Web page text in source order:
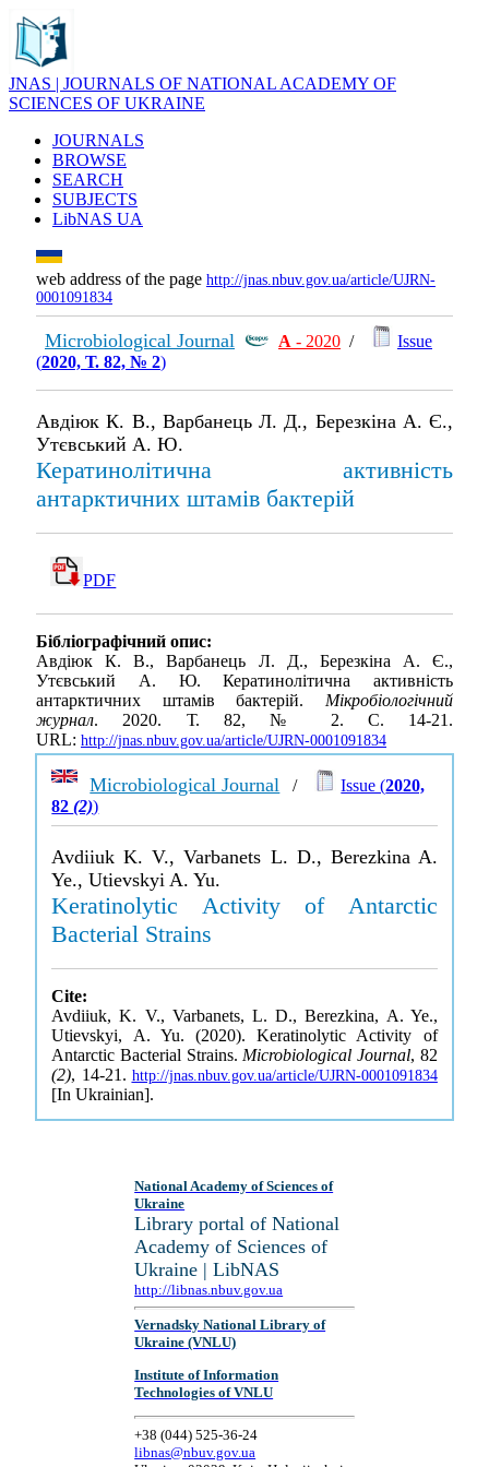
JNAS | JOURNALS OF NATIONAL ACADEMY OF
SCIENCES OF UKRAINE
JOURNALS
BROWSE
SEARCH
SUBJECTS
LibNAS UA
web address of the page http://jnas.nbuv.gov.ua/article/UJRN-
0001091834
Microbiological Journal А - 2020 /
Issue
(2020, Т. 82, № 2)
Авдіюк К. В., Варбанець Л. Д., Березкіна А. Є.,
Утєвський А. Ю.
Кератинолітична активність
антарктичних штамів бактерій
PDF
Бібліографічний опис:
Авдіюк К. В., Варбанець Л. Д., Березкіна А. Є.,
Утєвський А. Ю. Кератинолітична активність
антарктичних штамів бактерій. Мікробіологічний
журнал. 2020. Т. 82, № 2. С. 14-21.
URL: http://jnas.nbuv.gov.ua/article/UJRN-0001091834
Microbiological Journal / Issue (2020,
82(2))
Avdiiuk K. V., Varbanets L. D., Berezkina A.
Ye., Utievskyi A. Yu.
Keratinolytic Activity of Antarctic
Bacterial Strains
Cite:
Avdiiuk, K. V., Varbanets, L. D., Berezkina, A. Ye.,
Utievskyi, A. Yu. (2020). Keratinolytic Activity of
Antarctic Bacterial Strains. Microbiological Journal, 82
(2), 14-21. http://jnas.nbuv.gov.ua/article/UJRN-0001091834
[In Ukrainian].
National Academy of Sciences of
Ukraine
Library portal of National
Academy of Sciences of
Ukraine | LibNAS
http://libnas.nbuv.gov.ua
Vernadsky National Library of
Ukraine (VNLU)
Institute of Information
Technologies of VNLU
+38 (044) 525-36-24
libnas@nbuv.gov.ua